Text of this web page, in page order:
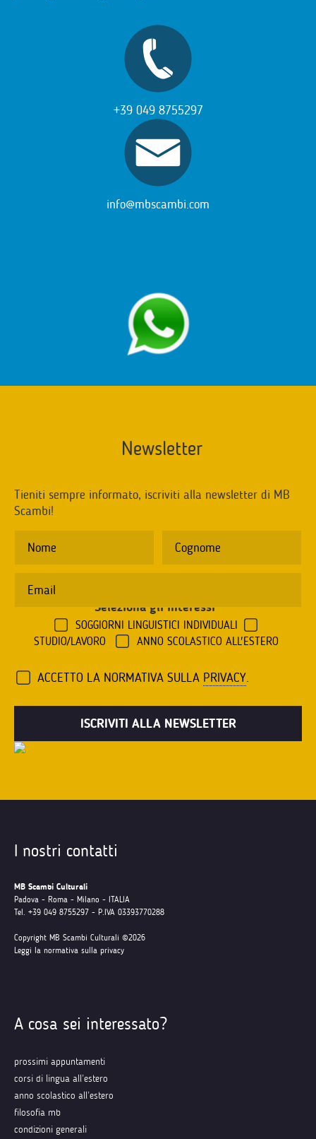
+39 049 8755297
info@mbscambi.com
Newsletter
Tieniti sempre informato, iscriviti alla newsletter di MB
Scambi!
Seleziona gli interessi
SOGGIORNI LINGUISTICI INDIVIDUALI
STUDIO/LAVORO
ANNO SCOLASTICO ALL'ESTERO
ACCETTO LA NORMATIVA SULLA PRIVACY.
I nostri contatti
MB Scambi Culturali
Padova - Roma - Milano - ITALIA
Tel. +39 049 8755297 - P.IVA 03393770288
Copyright MB Scambi Culturali ©2026
Leggi la normativa sulla privacy
A cosa sei interessato?
prossimi appuntamenti
corsi di lingua all’estero
anno scolastico all’estero
filosofia mb
condizioni generali